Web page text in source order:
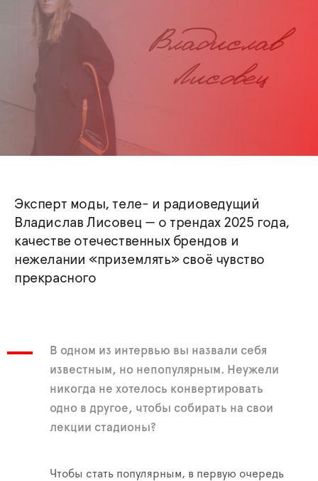
Эксперт моды, теле- и радиоведущий
Владислав Лисовец — о трендах 2025 года,
качестве отечественных брендов и
нежелании «приземлять» своё чувство
прекрасного
В одном из интервью вы назвали себя
известным, но непопулярным. Неужели
никогда не хотелось конвертировать
одно в другое, чтобы собирать на свои
лекции стадионы?
Чтобы стать популярным, в первую очередь